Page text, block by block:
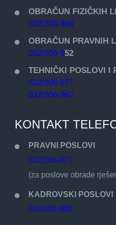
OBRAČUN FIZIČKIH
032/206-966
OBRAČUN PRAVNIH
032/206-952
TEHNIČKI POSLOVI I
032/206-977
032/206-962
KONTAKT
PRAVNI POSLOVI
032/206-971
(za poslove obrade
KADROVSKI POSLOVI
032/206-980